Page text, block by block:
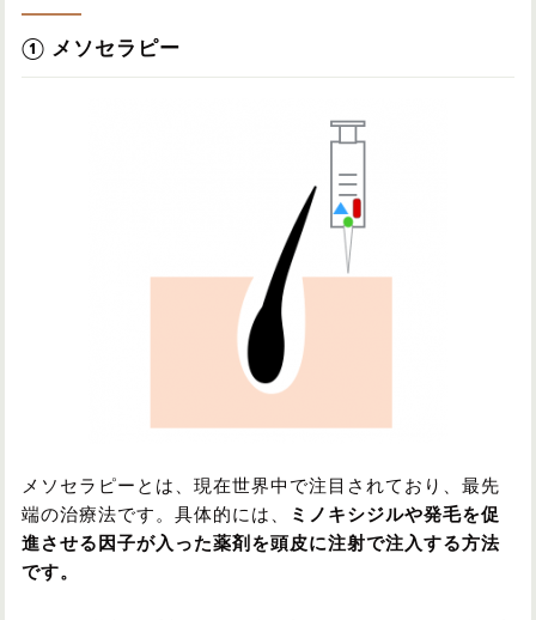
① メソセラピー
メソセラピーとは、現在世界中で注目されており、最先
端の治療法です。具体的には、
ミノキシジルや発毛を促
進させる因子が入った薬剤を頭皮に注射で注入する方法
です。